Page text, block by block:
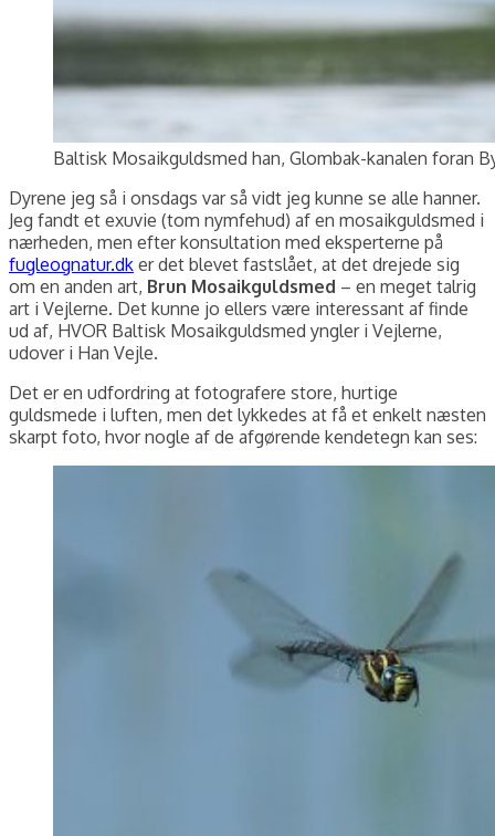
Baltisk Mosaikguldsmed han, Glombak-kanalen foran
Dyrene jeg så i onsdags var så vidt jeg kunne se alle hanner.
Jeg fandt et exuvie (tom nymfehud) af en mosaikguldsmed i
nærheden, men efter konsultation med eksperterne på
fugleognatur.dk er det blevet fastslået, at det drejede sig
om en anden art, Brun Mosaikguldsmed – en meget talrig
art i Vejlerne. Det kunne jo ellers være interessant af finde
ud af, HVOR Baltisk Mosaikguldsmed yngler i Vejlerne,
udover i Han Vejle.
Det er en udfordring at fotografere store, hurtige
guldsmede i luften, men det lykkedes at få et enkelt næsten
skarpt foto, hvor nogle af de afgørende kendetegn kan ses: